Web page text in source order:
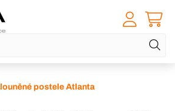
postele Atlanta